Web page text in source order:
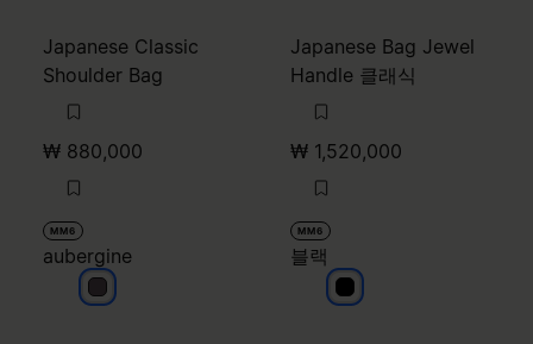
Japanese Classic
Shoulder Bag
₩ 880,000
MM6
aubergine
aubergine
Japanese Bag Jewel
Handle 클래식
₩ 1,520,000
MM6
블랙
블랙